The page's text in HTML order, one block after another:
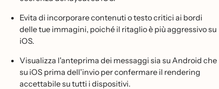
Evita di incorporare contenuti o testo critici ai bordi
delle tue immagini, poiché il ritaglio è più aggressivo su
iOS.
Visualizza l'anteprima dei messaggi sia su Android che
su iOS prima dell'invio per confermare il rendering
accettabile su tutti i dispositivi.